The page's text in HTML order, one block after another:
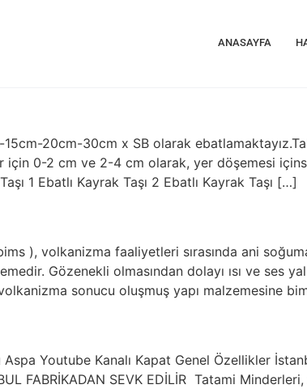
ANASAYFA
15cm-20cm-30cm x SB olarak
için 0-2 cm ve 2-4 cm olarak, yer döşemesi
1 Ebatlı Kayrak Taşı 2 Ebatlı Kayrak Taşı […]
), volkanizma faaliyetleri sırasında ani
Gözenekli olmasından dolayı ısı ve ses
volkanizma sonucu oluşmuş yapı malzemesine
Youtube Kanalı Kapat Genel Özellikler
FABRİKADAN SEVK EDİLİR Tatami